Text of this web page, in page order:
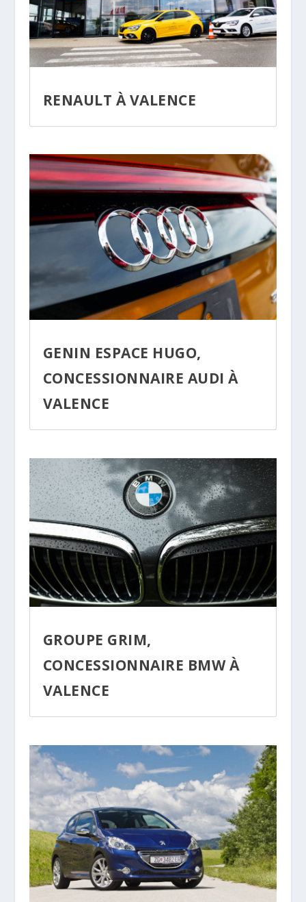
RENAULT À VALENCE
GENIN ESPACE HUGO,
CONCESSIONNAIRE AUDI À
VALENCE
GROUPE GRIM,
CONCESSIONNAIRE BMW À
VALENCE